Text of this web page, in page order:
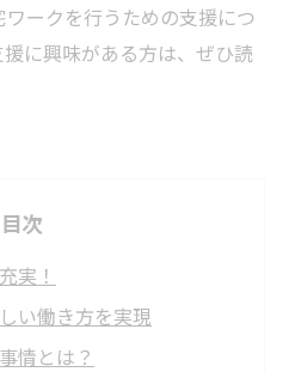
ークを行うための支援につ
に興味がある方は、ぜひ読
目次
実！
い働き方を実現
情とは？